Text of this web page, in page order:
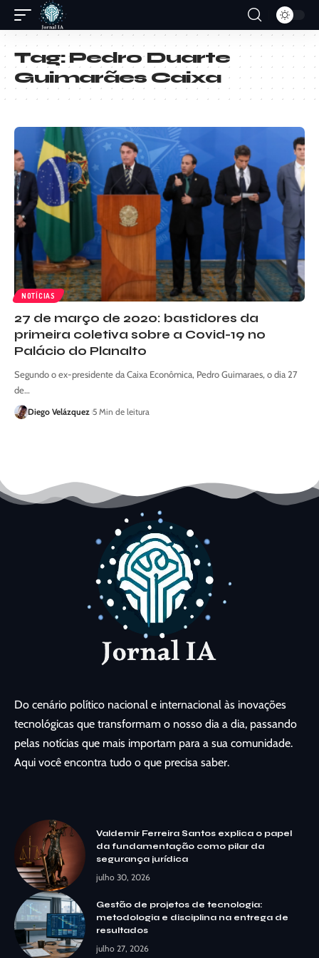
Tag:Pedro Duarte
Guimarães Caixa
NOTÍCIAS
27 de março de 2020: bastidores da
primeira coletiva sobre a Covid-19 no
Palácio do Planalto
Segundo o ex-presidente da Caixa Econômica, Pedro Guimaraes, o dia 27
de…
Diego Velázquez 5 Min de leitura
Do cenário político nacional e internacional às inovações
tecnológicas que transformam o nosso dia a dia, passando
pelas notícias que mais importam para a sua comunidade.
Aqui você encontra tudo o que precisa saber.
Valdemir Ferreira Santos explica o papel
da fundamentação como pilar da
segurança jurídica
julho 30, 2026
Gestão de projetos de tecnologia:
metodologia e disciplina na entrega de
resultados
julho 27, 2026